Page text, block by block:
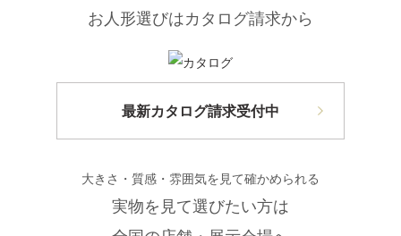
お人形選びはカタログ請求から
最新カタログ請求受付中
大きさ・質感・雰囲気を見て確かめられる
実物を見て選びたい方は